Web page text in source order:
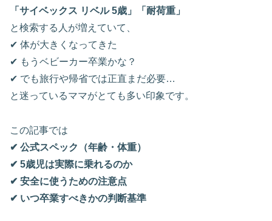
「サイベックス リベル 5歳」「耐荷重」
と検索する人が増えていて、
✔ 体が大きくなってきた
✔ もうベビーカー卒業かな？
✔ でも旅行や帰省では正直まだ必要…
と迷っているママがとても多い印象です。
この記事では
✔ 公式スペック（年齢・体重）
✔ 5歳児は実際に乗れるのか
✔ 安全に使うための注意点
✔ いつ卒業すべきかの判断基準